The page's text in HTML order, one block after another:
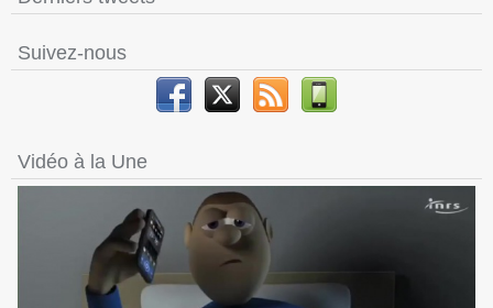
Suivez-nous
Vidéo à la Une